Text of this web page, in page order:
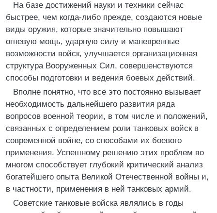
На базе достижений науки и техники сейчас
быстрее, чем когда-либо прежде, создаются новые
виды оружия, которые значительно повышают
огневую мощь, ударную силу и маневренные
возможности войск, улучшается организационная
структура Вооруженных Сил, совершенствуются
способы подготовки и ведения боевых действий.
Вполне понятно, что все это постоянно вызывает
необходимость дальнейшего развития ряда
вопросов военной теории, в том числе и положений,
связанных с определением роли танковых войск в
современной войне, со способами их боевого
применения. Успешному решению этих проблем во
многом способствует глубокий критический анализ
богатейшего опыта Великой Отечественной войны и,
в частности, применения в ней танковых армий.
Советские танковые войска являлись в годы